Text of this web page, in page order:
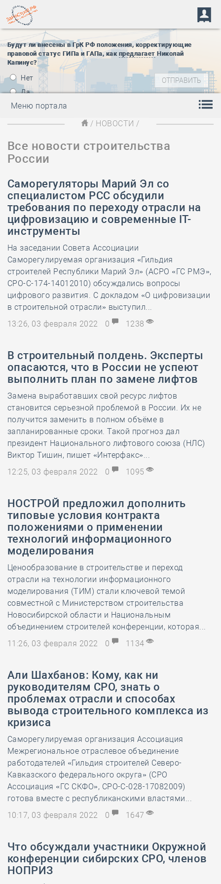
Будут ли внесены в ГрК РФ положения, корректирующие
правовой статус ГИПа и ГАПа, как предлагает Николай
Капинус?
Нет
Да
Меню портала
/ НОВОСТИ /
Все новости строительства
России
Саморегуляторы Марий Эл со
специалистом РСС обсудили
требования по переходу отрасли на
цифровизацию и современные IT-
инструменты
На заседании Совета Ассоциации
Саморегулируемая организация «Гильдия
строителей Республики Марий Эл» (АСРО «ГС РМЭ»,
СРО-С-174-14012010) обсуждались вопросы
цифрового развития. С докладом «О цифровизации
в строительной отрасли» выступил...
13:26, 03 февраля 2022
0 1238
В строительный полдень. Эксперты
опасаются, что в России не успеют
выполнить план по замене лифтов
Замена выработавших свой ресурс лифтов
становится серьезной проблемой в России. Их не
получится заменить в полном объёме в
запланированные сроки. Такой прогноз дал
президент Национального лифтового союза (НЛС)
Виктор Тишин, пишет «Интерфакс»...
12:25, 03 февраля 2022
0 1095
НОСТРОЙ предложил дополнить
типовые условия контракта
положениями о применении
технологий информационного
моделирования
Ценообразование в строительстве и переход
отрасли на технологии информационного
моделирования (ТИМ) стали ключевой темой
совместной с Министерством строительства
Новосибирской области и Национальным
объединением строителей конференции, которая...
11:26, 03 февраля 2022
0 1134
Али Шахбанов: Кому, как ни
руководителям СРО, знать о
проблемах отрасли и способах
вывода строительного комплекса из
кризиса
Саморегулируемая организация Ассоциация
Межрегиональное отраслевое объединение
работодателей «Гильдия строителей Северо-
Кавказского федерального округа» (СРО
Ассоциация «ГС СКФО», СРО-С-028-17082009)
готова вместе с республиканскими властями...
10:17, 03 февраля 2022
0 1647
Что обсуждали участники Окружной
конференции сибирских СРО, членов
НОПРИЗ